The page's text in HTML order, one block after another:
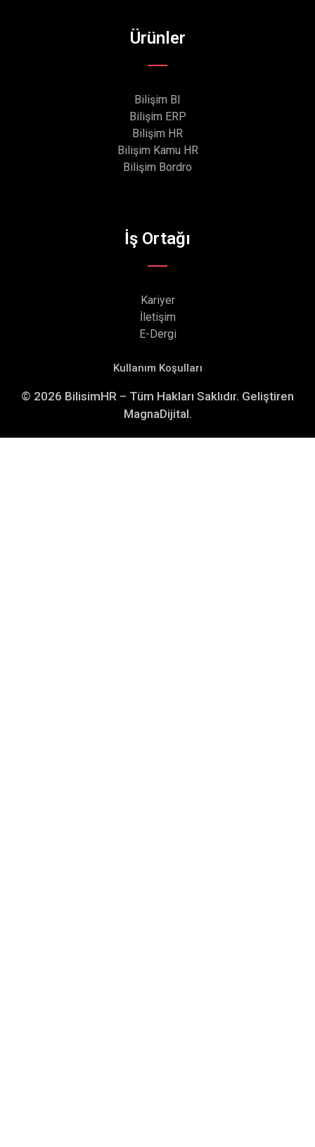
Ürünler
Bilişim BI
Bilişim ERP
Bilişim HR
Bilişim Kamu HR
Bilişim Bordro
İş Ortağı
Kariyer
İletişim
E-Dergi
Kullanım Koşulları
© 2026 BilisimHR – Tüm Hakları Saklıdır. Geliştiren
MagnaDijital.